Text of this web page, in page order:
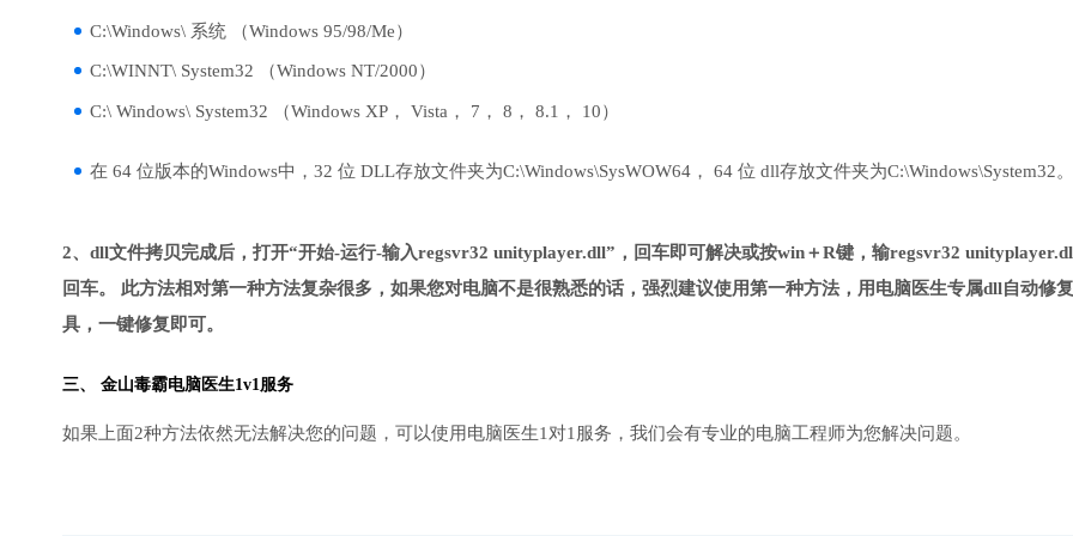
C:\Windows\ 系统 （Windows 95/98/Me）
C:\WINNT\ System32 （Windows NT/2000）
C:\ Windows\ System32 （Windows XP， Vista， 7， 8， 8.1， 10）
在 64 位版本的Windows中，32 位 DLL存放文件夹为C:\Windows\SysWOW64， 64 位 dll存放文件夹为C:\Windows\System32。
2、dll文件拷贝完成后，打开“开始-运行-输入regsvr32 unityplayer.dll”，回车即可解决或按win＋R键，输regsvr32
回车。 此方法相对第一种方法复杂很多，如果您对电脑不是很熟悉的话，强烈建议使用第一种方法，用电脑医生专属dll自动修
具，一键修复即可。
三、 金山毒霸电脑医生1v1服务
如果上面2种方法依然无法解决您的问题，可以使用电脑医生1对1服务，我们会有专业的电脑工程师为您解决问题。